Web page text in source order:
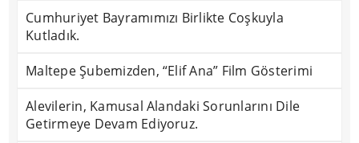
Cumhuriyet Bayramımızı Birlikte Coşkuyla
Kutladık.
Maltepe Şubemizden, “Elif Ana” Film Gösterimi
Alevilerin, Kamusal Alandaki Sorunlarını Dile
Getirmeye Devam Ediyoruz.